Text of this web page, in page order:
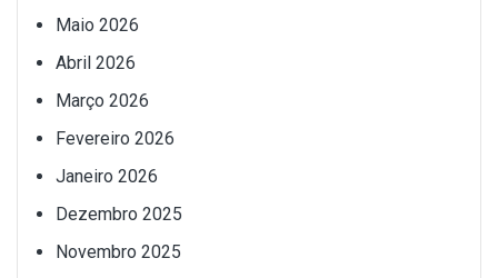
Maio 2026
Abril 2026
Março 2026
Fevereiro 2026
Janeiro 2026
Dezembro 2025
Novembro 2025